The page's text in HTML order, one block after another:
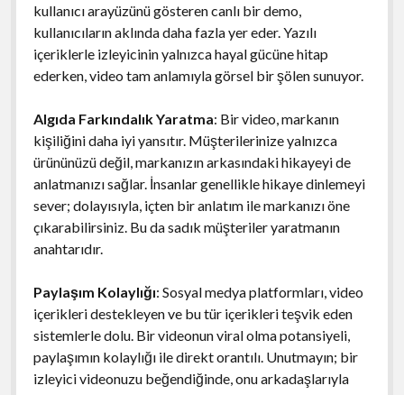
kullanıcı arayüzünü gösteren canlı bir demo,
kullanıcıların aklında daha fazla yer eder. Yazılı
içeriklerle izleyicinin yalnızca hayal gücüne hitap
ederken, video tam anlamıyla görsel bir şölen sunuyor.
Algıda Farkındalık Yaratma: Bir video, markanın
kişiliğini daha iyi yansıtır. Müşterilerinize yalnızca
ürününüzü değil, markanızın arkasındaki hikayeyi de
anlatmanızı sağlar. İnsanlar genellikle hikaye dinlemeyi
sever; dolayısıyla, içten bir anlatım ile markanızı öne
çıkarabilirsiniz. Bu da sadık müşteriler yaratmanın
anahtarıdır.
Paylaşım Kolaylığı: Sosyal medya platformları, video
içerikleri destekleyen ve bu tür içerikleri teşvik eden
sistemlerle dolu. Bir videonun viral olma potansiyeli,
paylaşımın kolaylığı ile direkt orantılı. Unutmayın; bir
izleyici videonuzu beğendiğinde, onu arkadaşlarıyla